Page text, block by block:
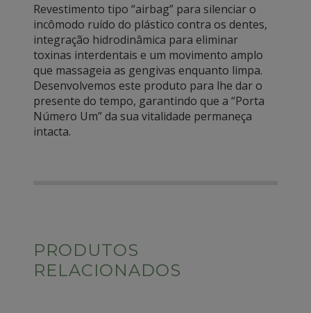
Revestimento tipo “airbag” para silenciar o
incômodo ruído do plástico contra os dentes,
integração hidrodinâmica para eliminar
toxinas interdentais e um movimento amplo
que massageia as gengivas enquanto limpa.
Desenvolvemos este produto para lhe dar o
presente do tempo, garantindo que a “Porta
Número Um” da sua vitalidade permaneça
intacta.
PRODUTOS
RELACIONADOS